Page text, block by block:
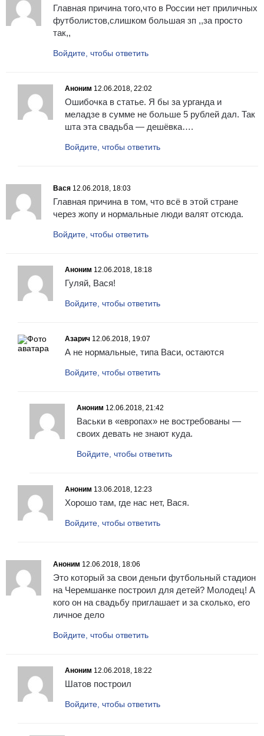
Главная причина того,что в России нет приличных
футболистов,слишком большая зп ,,за просто
так,,
Войдите, чтобы ответить
Аноним 12.06.2018, 22:02
Ошибочка в статье. Я бы за урганда и
меладзе в сумме не больше 5 рублей дал. Так
шта эта свадьба — дешёвка….
Войдите, чтобы ответить
Вася 12.06.2018, 18:03
Главная причина в том, что всё в этой стране
через жoпy и нормальные люди валят отсюда.
Войдите, чтобы ответить
Аноним 12.06.2018, 18:18
Гуляй, Вася!
Войдите, чтобы ответить
Азарич 12.06.2018, 19:07
А не нормальные, типа Васи, остаются
Войдите, чтобы ответить
Аноним 12.06.2018, 21:42
Васьки в «европах» не востребованы —
своих девать не знают куда.
Войдите, чтобы ответить
Аноним 13.06.2018, 12:23
Хорошо там, где нас нет, Вася.
Войдите, чтобы ответить
Аноним 12.06.2018, 18:06
Это который за свои деньги футбольный стадион
на Черемшанке построил для детей? Молодец! А
кого он на свадьбу приглашает и за сколько, его
личное дело
Войдите, чтобы ответить
Аноним 12.06.2018, 18:22
Шатов построил
Войдите, чтобы ответить